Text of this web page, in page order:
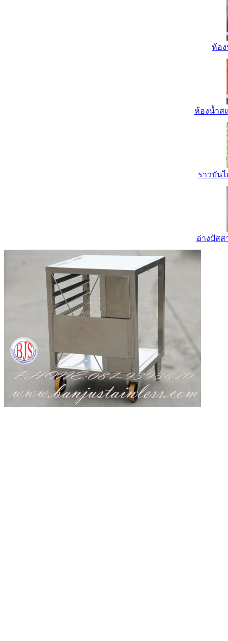
ห้อ
ห้องน้ำส
ราวบัน
อ่างปัสส